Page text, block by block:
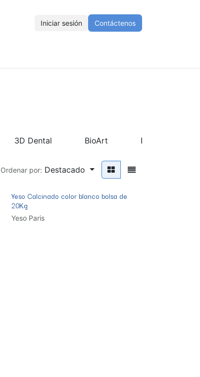
Iniciar sesión Contáctenos
3D Dental BioArt Buffalo
Ordenar por: Destacado
Yeso Calcinado color blanco bolsa de
20Kg
Yeso Paris